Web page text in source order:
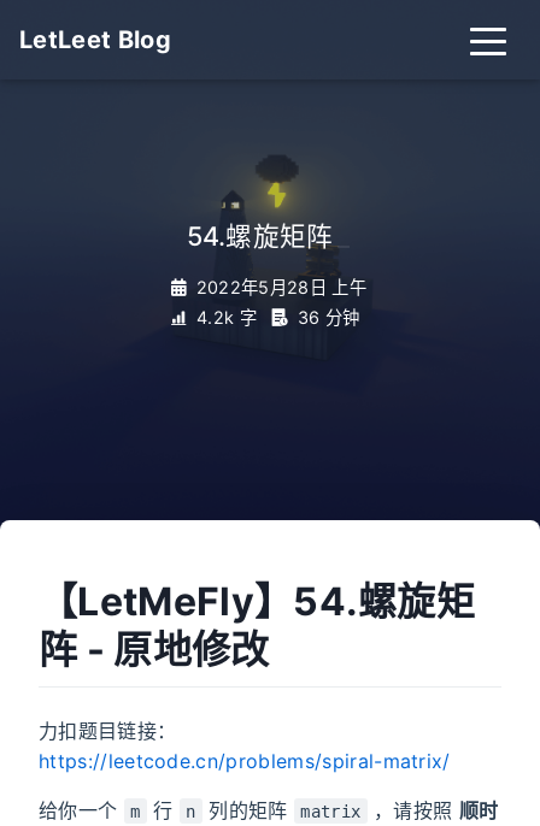
LetLeet Blog
54.螺旋矩阵
2022年5月28日 上午
4.2k 字
36 分钟
【LetMeFly】54.螺旋矩
阵 - 原地修改
力扣题目链接：
https://leetcode.cn/problems/spiral-matrix/
给你一个 m 行 n 列的矩阵 matrix ，请按照 顺时